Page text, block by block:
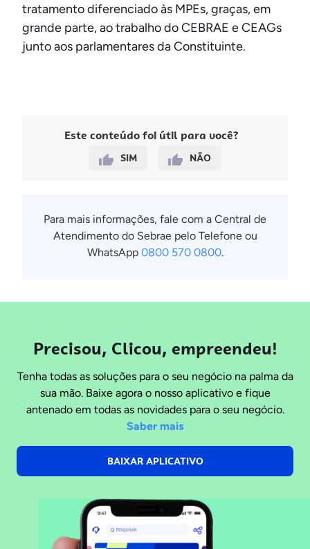
tratamento diferenciado às MPEs, graças, em
grande parte, ao trabalho do CEBRAE e CEAGs
junto aos parlamentares da Constituinte.
Este conteúdo foi útil para você?
SIM NÃO
Para mais informações, fale com a Central de
Atendimento do Sebrae pelo Telefone ou
WhatsApp 0800 570 0800.
Precisou, Clicou, empreendeu!
Tenha todas as soluções para o seu negócio na palma da
sua mão. Baixe agora o nosso aplicativo e fique
antenado em todas as novidades para o seu negócio.
Saber mais
BAIXAR APLICATIVO